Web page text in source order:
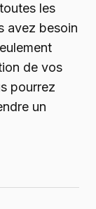
les
avez besoin
de vos
pourrez
un